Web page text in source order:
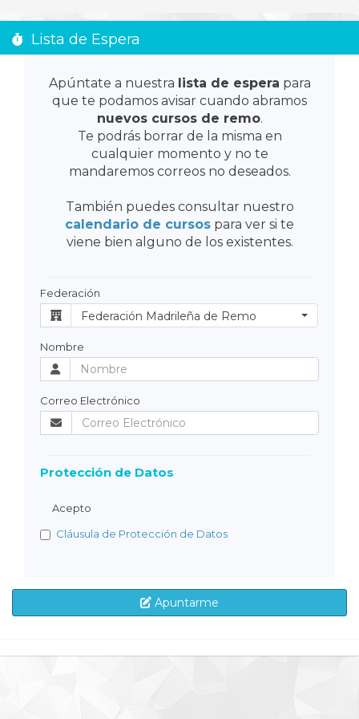
Lista de Espera
Apúntate a nuestra lista de espera para
que te podamos avisar cuando abramos
nuevos cursos de remo.
Te podrás borrar de la misma en
cualquier momento y no te
mandaremos correos no deseados.
También puedes consultar nuestro
calendario de cursos para ver si te
viene bien alguno de los existentes.
Federación
Federación Madrileña de Remo
Nombre
Correo Electrónico
Protección de Datos
Acepto
Cláusula de Protección de Datos
Apuntarme